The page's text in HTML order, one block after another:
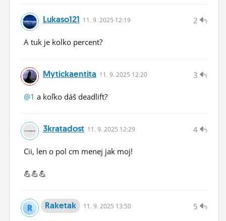
2
Lukaso121 11. 9. 2025 12:19
A tuk je kolko percent?
3
Mytickaentita 11. 9. 2025 12:20
@1 a koľko dáš deadlift?
4
3kratadost 11. 9. 2025 12:29
Cii, len o pol cm menej jak moj!
💪💪💪
5
Raketak 11. 9. 2025 13:50